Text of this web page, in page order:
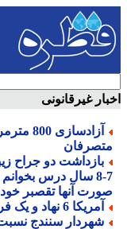
غیرقانونی
آزادسازی
بازداشت دو جراح
7-8 سال درس بخوانم
آنها تقصبر
آمریکا 6 نهاد و یک فرد مرتبط با ایران را تحریم کرد
شهردار سنندج نسبت